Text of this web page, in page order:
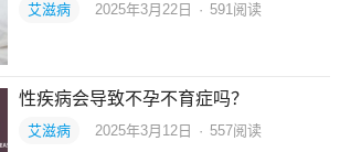
艾滋病 2025年3月22日 · 591阅读
性疾病会导致不孕不育症吗？
艾滋病 2025年3月12日 · 557阅读